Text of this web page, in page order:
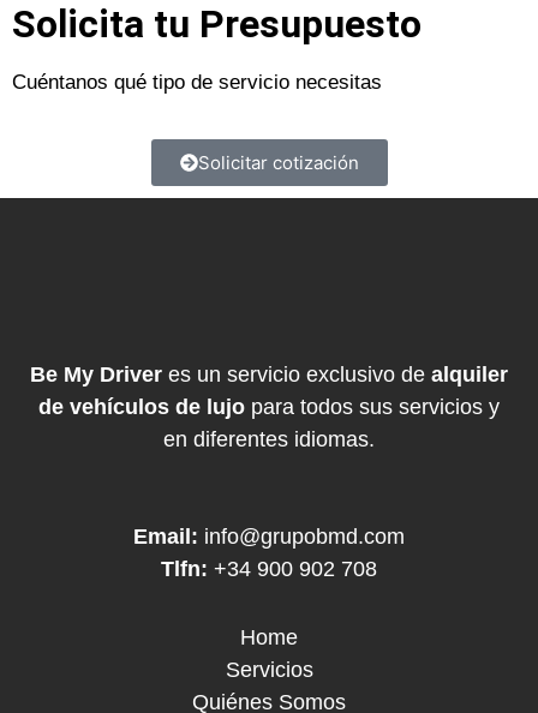
Solicita tu Presupuesto
Cuéntanos qué tipo de servicio necesitas
Solicitar cotización
Be My Driver es un servicio exclusivo de alquiler
de vehículos de lujo para todos sus servicios y
en diferentes idiomas.
Email: info@grupobmd.com
Tlfn: +34 900 902 708
Home
Servicios
Quiénes Somos